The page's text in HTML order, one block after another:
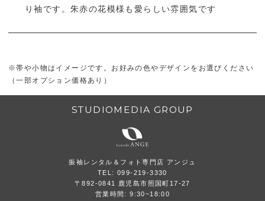
り袖です。朱赤の花模様も愛らしい雰囲気です
※帯や小物はイメージです。お好みの色やデザインをお選びください
（一部オプション価格あり）
STUDIOMEDIA GROUP
振袖レンタル＆フォト専門店 アンジュ
TEL: 099-219-3330
〒892-0841 鹿児島市照国町17-27
営業時間: 9:30~18:00